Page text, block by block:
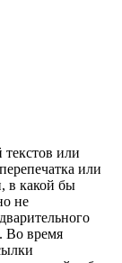
или
или
в какой бы
не
Во время